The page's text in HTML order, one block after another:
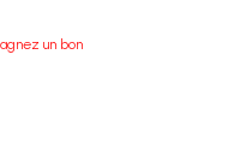
un bon